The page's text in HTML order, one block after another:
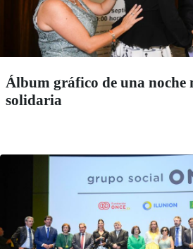
Álbum gráfico de una noche
solidaria